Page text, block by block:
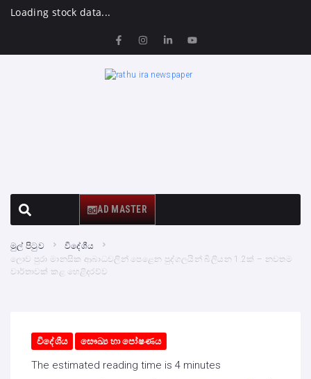
Loading stock data...
AD MASTER
මුල් පිටුව
විදේශීය
ලොව පුරා මානසික ආබාධවලින් පෙළෙන පුද්ගලයින් බිලියන 1.2ක් – නවතම
වාර්තාවක් කළ හෙළිදරව්ව
විදේශීය සෞඛ්‍ය හා පෝෂණය
The estimated reading time is 4 minutes